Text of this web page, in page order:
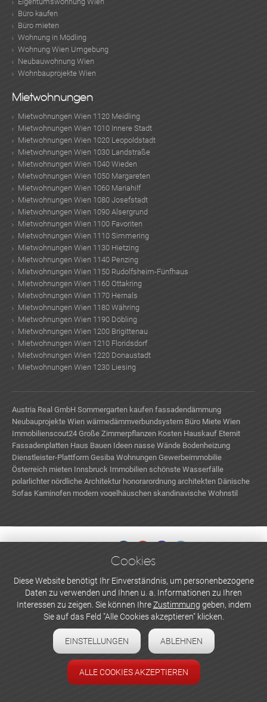
Büro kaufen
Büro mieten
Wohnung in Mödling
Wohnung Wien Umgebung
Neubauwohnung Wien
Wohnbauprojekte Wien
Mietwohnungen
Mietwohnungen Wien 1120 Meidling
Mietwohnungen Wien 1010 Innere Stadt
Mietwohnungen Wien 1020 Leopoldstadt
Mietwohnungen Wien 1030 Landstraße
Mietwohnungen Wien 1040 Wieden
Mietwohnungen Wien 1050 Margareten
Mietwohnungen Wien 1060 Mariahilf
Mietwohnungen Wien 1080 Josefstadt
Mietwohnungen Wien 1090 Alsergrund
Mietwohnungen Wien 1100 Favoriten
Mietwohnungen Wien 1110 Simmering
Mietwohnungen Wien 1130 Hietzing
Mietwohnungen Wien 1140 Penzing
Mietwohnungen Wien 1150 Rudolfsheim-Fünfhaus
Mietwohnungen Wien 1160 Ottakring
Mietwohnungen Wien 1170 Hernals
Mietwohnungen Wien 1180 Währing
Mietwohnungen Wien 1190 Döbling
Mietwohnungen Wien 1200 Brigittenau
Mietwohnungen Wien 1210 Floridsdorf
Mietwohnungen Wien 1220 Donaustadt
Mietwohnungen Wien 1230 Liesing
Austria Real GmbH Sommergarten kaufen fassadendämmung
Neubauprojekte Wien wärmedämmverbundsystem Büro Miete Wien
Immobilienscout24 Große Zimmerpflanzen Kosten Hauskauf Eternit
Fassadenplatten Haus Bauen Ideen nasse Wände Bodenheizung
Dienstleister-Plattform Gesiba Wohnungen Gewerbeimmobilie
Österreich mieten Innsbruck Immobilien schönste Wasserfälle
polarlichter nördliche Architektur honorarordnung architekten Dänische
Sofas Kaminofen modern vogelhäuschen skandinavische Wohnstil
WERBEN UND INSERIEREN
Newsletter abonnieren
Datenschutzerklärung
Cookie-Einstellungen
Cookies
Diese Website benötigt Ihr Einverständnis, um personenbezogene
Daten zu verwenden und Ihnen u. a. Informationen zu Ihren
Interessen zu zeigen. Sie können IhreZustimmung geben, indem
Sie auf das Feld "Alle Cookies akzeptieren" klicken.
EINSTELLUNGEN ABLEHNEN
ALLE COOKIES AKZEPTIEREN